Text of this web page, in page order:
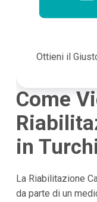
Ottieni il
Come
in
La Riabilitazione
da parte di un